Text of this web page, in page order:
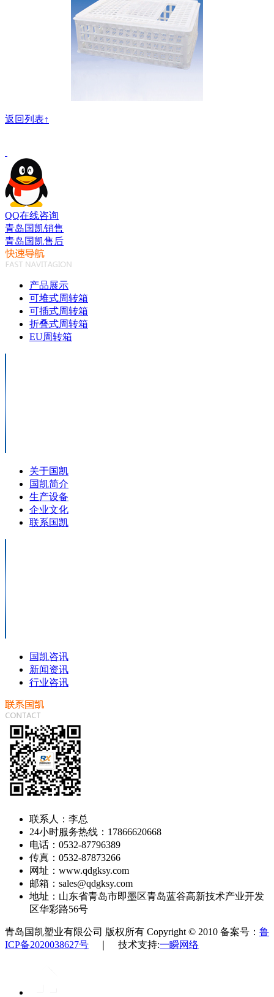
返回列表↑
QQ在线咨询
青岛国凯销售
青岛国凯售后
产品展示
可堆式周转箱
可插式周转箱
折叠式周转箱
EU周转箱
关于国凯
国凯简介
生产设备
企业文化
联系国凯
国凯咨讯
新闻资讯
行业咨讯
联系人：李总
24小时服务热线：17866620668
电话：0532-87796389
传真：0532-87873266
网址：www.qdgksy.com
邮箱：sales@qdgksy.com
地址：山东省青岛市即墨区青岛蓝谷高新技术产业开发
区华彩路56号
青岛国凯塑业有限公司 版权所有 Copyright © 2010 备案号： 鲁
ICP备2020038627号 ｜ 技术支持:一瞬网络